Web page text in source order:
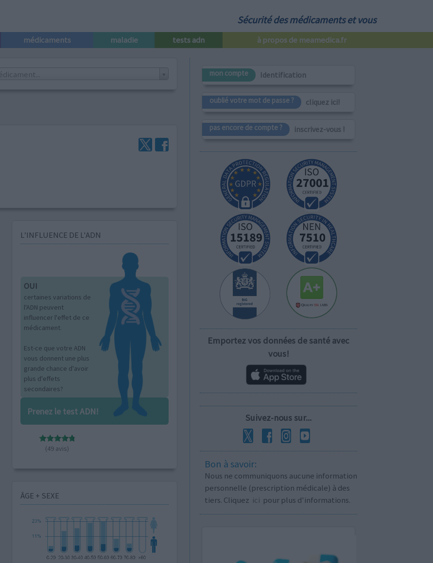
Sécurité des médicaments et vous
médicaments maladie tests adn à propos de meamedica.fr
L’INFLUENCE DE L'ADN
OUI
certaines variations de
l'ADN peuvent
influencer l'effet de ce
médicament.
Est-ce que votre ADN
vous donnent une plus
grande chance d'avoir
plus d'effets
secondaires?
Prenez le test ADN!
(49 avis)
ÂGE + SEXE
mon compte Identification
oublié votre mot de passe ? cliquez ici!
pas encore de compte ? inscrivez-vous !
Emportez vos données de santé avec
vous!
Suivez-nous sur...
Bon à savoir:
Nous ne communiquons aucune information
personnelle (prescription médicale) à des
tiers. Cliquez ici pour plus d'informations.